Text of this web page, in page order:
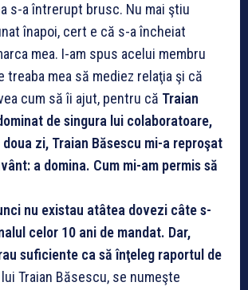
s-a întrerupt brusc. Nu mai ştiu
înapoi, cert e că s-a încheiat
mea. I-am spus acelui membru
treaba mea să mediez relaţia şi că
cum să îi ajut, pentru că Traian
de singura lui colaboratoare,
doua zi, Traian Băsescu mi-a reproşat
a domina. Cum mi-am permis să
nu existau atâtea dovezi câte s-
celor 10 ani de mandat. Dar,
suficiente ca să înţeleg raportul de
Traian Băsescu, se numeşte